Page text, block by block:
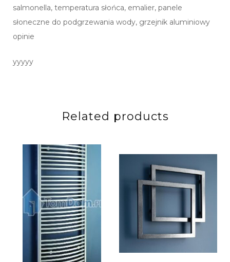
salmonella, temperatura słońca, emalier, panele
słoneczne do podgrzewania wody, grzejnik aluminiowy
opinie
yyyyy
Related products